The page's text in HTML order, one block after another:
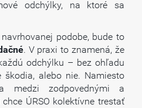
odchýlky, na ktoré sa
podobe, bude to
. V praxi to znamená, že
odchýlku – bez ohľadu
alebo nie. Namiesto
medzi zodpovednými a
ÚRSO kolektívne trestať